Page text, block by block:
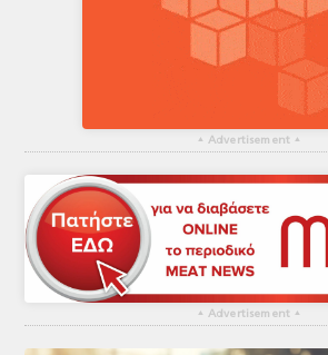
▴ Advertisement ▴
▴ Advertisement ▴